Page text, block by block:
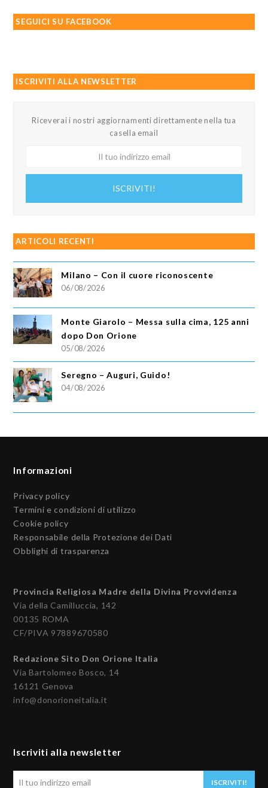
SEGUICI SU FACEBOOK
ISCRIVITI ALLA NEWSLETTER
Riceverai i nostri aggiornamenti direttamente nella tua
casella email
ISCRIVITI!
ARTICOLI RECENTI
Milano – Con il cuore riconoscente
06/08/2026
Monte Giarolo – Messa sulla cima, 125 anni
dopo Don Orione
05/08/2026
Seregno – Auguri, Guido!
04/08/2026
Informazioni
Privacy policy
Termini e condizioni di utilizzo
Cookie policy
Responsabile della Protezione dei Dati
Obblighi di trasparenza
Provincia Religiosa Madre della Divina Provvidenza
Via della Camilluccia, 142
00135 ROMA
CF/PIVA 97889670580
Redazione Sito Don Orione Italia
Via Bartolomeo Bosco, 14
16121 Genova
info@donorioneitalia.it
Iscriviti alla newsletter
ISCRIVITI!